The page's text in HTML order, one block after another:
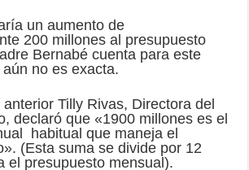
un aumento de
200 millones al presupuesto
Bernabé cuenta para este
no es exacta.
Tilly Rivas, Directora del
declaró que «1900 millones es el
habitual que maneja el
(Esta suma se divide por 12
el presupuesto mensual).